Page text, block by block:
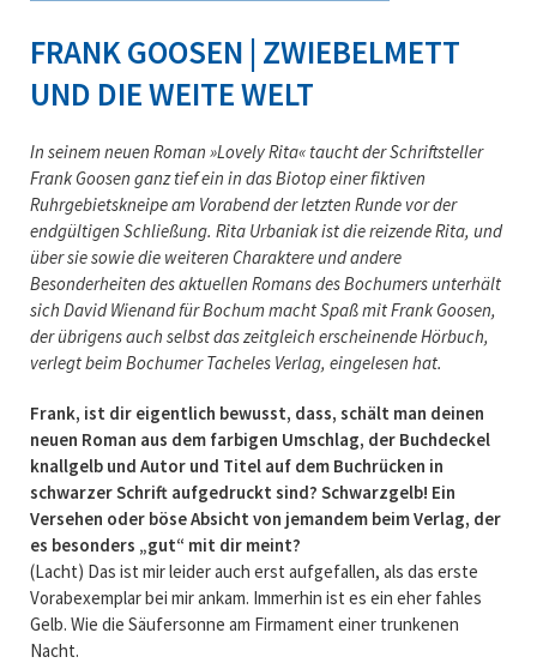
FRANK GOOSEN | ZWIEBELMETT
UND DIE WEITE WELT
In seinem neuen Roman »Lovely Rita« taucht der Schriftsteller
Frank Goosen ganz tief ein in das Biotop einer fiktiven
Ruhrgebietskneipe am Vorabend der letzten Runde vor der
endgültigen Schließung. Rita Urbaniak ist die reizende Rita, und
über sie sowie die weiteren Charaktere und andere
Besonderheiten des aktuellen Romans des Bochumers unterhält
sich David Wienand für Bochum macht Spaß mit Frank Goosen,
der übrigens auch selbst das zeitgleich erscheinende Hörbuch,
verlegt beim Bochumer Tacheles Verlag, eingelesen hat.
Frank, ist dir eigentlich bewusst, dass, schält man deinen
neuen Roman aus dem farbigen Umschlag, der Buchdeckel
knallgelb und Autor und Titel auf dem Buchrücken in
schwarzer Schrift aufgedruckt sind? Schwarzgelb! Ein
Versehen oder böse Absicht von jemandem beim Verlag, der
es besonders „gut“ mit dir meint?
(Lacht) Das ist mir leider auch erst aufgefallen, als das erste
Vorabexemplar bei mir ankam. Immerhin ist es ein eher fahles
Gelb. Wie die Säufersonne am Firmament einer trunkenen
Nacht.